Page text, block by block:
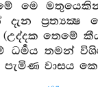
මෙ
දැන
(උද්දක තෙමේ
තමන්
පැමිණ වාසය